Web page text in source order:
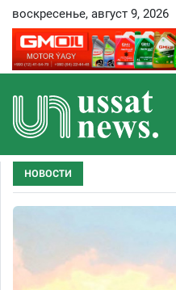
воскресенье, август 9, 2026
НОВОСТИ